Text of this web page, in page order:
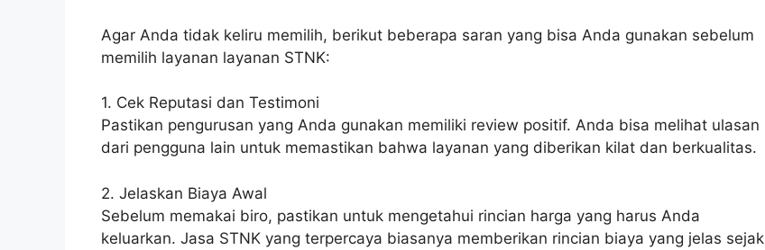
Agar Anda tidak keliru memilih, berikut beberapa saran yang bisa Anda gunakan sebelum
memilih layanan layanan STNK:
1. Cek Reputasi dan Testimoni
Pastikan pengurusan yang Anda gunakan memiliki review positif. Anda bisa melihat ulasan
dari pengguna lain untuk memastikan bahwa layanan yang diberikan kilat dan berkualitas.
2. Jelaskan Biaya Awal
Sebelum memakai biro, pastikan untuk mengetahui rincian harga yang harus Anda
keluarkan. Jasa STNK yang terpercaya biasanya memberikan rincian biaya yang jelas sejak